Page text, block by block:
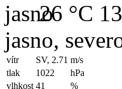
26 °C
jasno,
vítr SV, 2.71 m/s
tlak
1022
hPa
vlhkost 41 %